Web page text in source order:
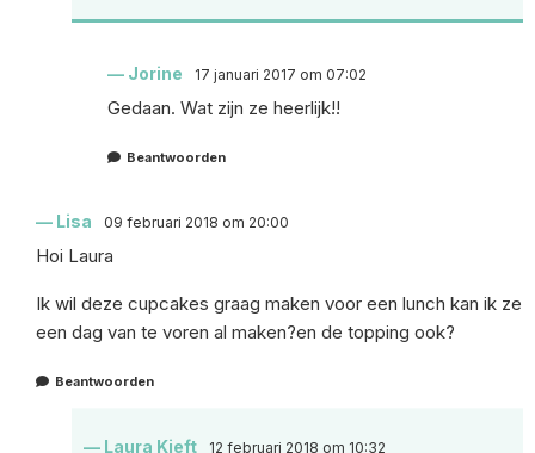
Jorine 17 januari 2017 om 07:02
Gedaan. Wat zijn ze heerlijk!!
Beantwoorden
Lisa 09 februari 2018 om 20:00
Hoi Laura
Ik wil deze cupcakes graag maken voor een lunch kan ik ze
een dag van te voren al maken?en de topping ook?
Beantwoorden
Laura Kieft 12 februari 2018 om 10:32